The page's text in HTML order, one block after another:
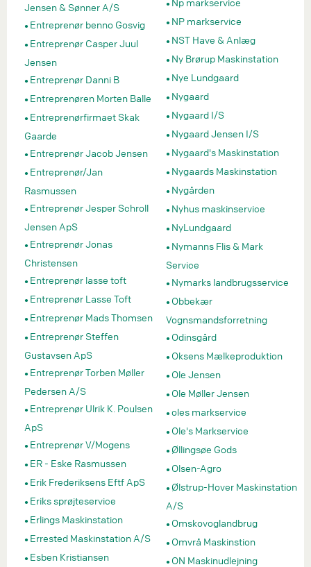
Jensen & Sønner A/S
Entreprenør benno Gosvig
Entreprenør Casper Juul
Jensen
Entreprenør Danni B
Entreprenøren Morten Balle
Entreprenørfirmaet Skak
Gaarde
Entreprenør Jacob Jensen
Entreprenør/Jan
Rasmussen
Entreprenør Jesper Schroll
Jensen ApS
Entreprenør Jonas
Christensen
Entreprenør lasse toft
Entreprenør Lasse Toft
Entreprenør Mads Thomsen
Entreprenør Steffen
Gustavsen ApS
Entreprenør Torben Møller
Pedersen A/S
Entreprenør Ulrik K. Poulsen
ApS
Entreprenør V/Mogens
ER - Eske Rasmussen
Erik Frederiksens Eftf ApS
Eriks sprøjteservice
Erlings Maskinstation
Errested Maskinstation A/S
Esben Kristiansen
NP markservice
NST Have & Anlæg
Ny Brørup Maskinstation
Nye Lundgaard
Nygaard
Nygaard I/S
Nygaard Jensen I/S
Nygaard's Maskinstation
Nygaards Maskinstation
Nygården
Nyhus maskinservice
NyLundgaard
Nymanns Flis & Mark
Service
Nymarks landbrugsservice
Obbekær
Vognsmandsforretning
Odinsgård
Oksens Mælkeproduktion
Ole Jensen
Ole Møller Jensen
oles markservice
Ole's Markservice
Øllingsøe Gods
Olsen-Agro
Ølstrup-Hover Maskinstation
A/S
Omskovoglandbrug
Omvrå Maskinstion
ON Maskinudlejning